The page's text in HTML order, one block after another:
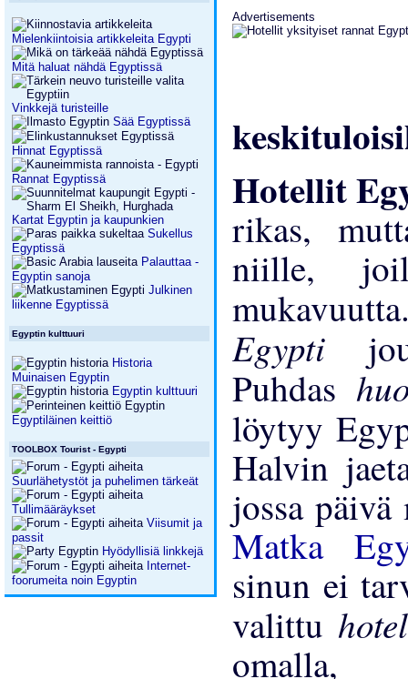
Mielenkiintoisia artikkeleita Egypti
Mitä haluat nähdä Egyptissä
Vinkkejä turisteille
Sää Egyptissä
Hinnat Egyptissä
Rannat Egyptissä
Kartat Egyptin ja kaupunkien
Sukellus
Egyptissä
Palauttaa -
Egyptin sanoja
Julkinen
liikenne Egyptissä
Egyptin kulttuuri
Historia
Muinaisen Egyptin
Egyptin kulttuuri
Egyptiläinen keittiö
TOOLBOX Tourist - Egypti
Suurlähetystöt ja puhelimen tärkeät
Tullimääräykset
Viisumit ja
passit
Hyödyllisiä linkkejä
Internet-
foorumeita noin Egyptin
Advertisements
Hotellit
rikas,
niille,
Egypti
Puhdas
löytyy
Halvin
jossa
Matka
sinun ei
valittu
omalla,